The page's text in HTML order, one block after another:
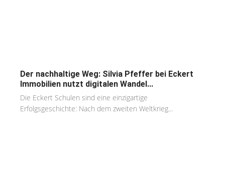
Der nachhaltige Weg: Silvia Pfeffer bei Eckert
Immobilien nutzt digitalen Wandel...
Die Eckert Schulen sind eine einzigartige
Erfolgsgeschichte: Nach dem zweiten Weltkrieg...